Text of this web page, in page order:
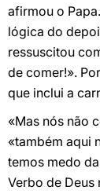
afirmou o
lógica do
ressuscitou
de comer!».
que inclui a
«Mas nós não
«também aqui
temos medo
Verbo de Deus